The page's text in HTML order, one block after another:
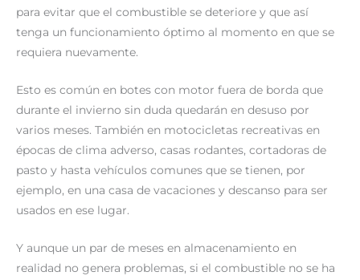
para evitar que el combustible se deteriore y que así
tenga un funcionamiento óptimo al momento en que se
requiera nuevamente.
Esto es común en botes con motor fuera de borda que
durante el invierno sin duda quedarán en desuso por
varios meses. También en motocicletas recreativas en
épocas de clima adverso, casas rodantes, cortadoras de
pasto y hasta vehículos comunes que se tienen, por
ejemplo, en una casa de vacaciones y descanso para ser
usados en ese lugar.
Y aunque un par de meses en almacenamiento en
realidad no genera problemas, si el combustible no se ha